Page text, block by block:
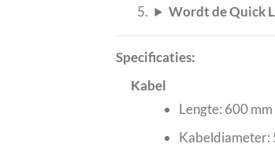
Wordt de Quick
Specificaties:
Kabel
Lengte: 600 mm
Kabeldiameter: